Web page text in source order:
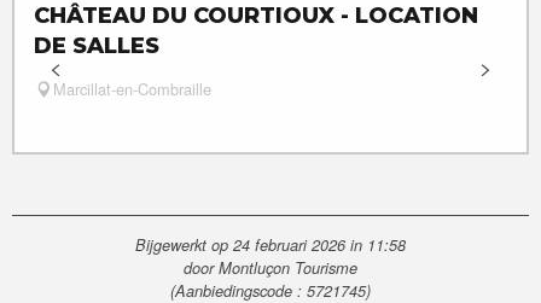
CHÂTEAU DU COURTIOUX - LOCATION
DE SALLES
Marcillat-en-Combraille
Bijgewerkt op 24 februari 2026 in 11:58
door Montluçon Tourisme
(Aanbiedingscode : 5721745)